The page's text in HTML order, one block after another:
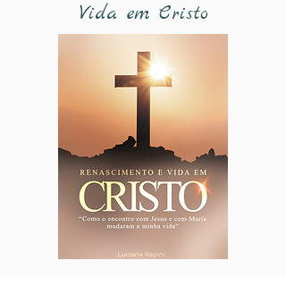
Vida em Cristo